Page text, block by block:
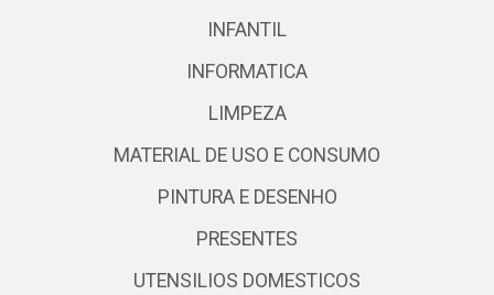
INFANTIL
INFORMATICA
LIMPEZA
MATERIAL DE USO E CONSUMO
PINTURA E DESENHO
PRESENTES
UTENSILIOS DOMESTICOS